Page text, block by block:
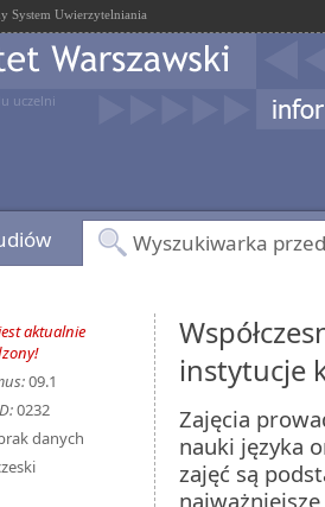
System Uwierzytelniania
uczelni
Wyszukiwarka
aktualnie
09.1
0232
danych
instytucje
Zajęcia
nauki języka
zajęć są